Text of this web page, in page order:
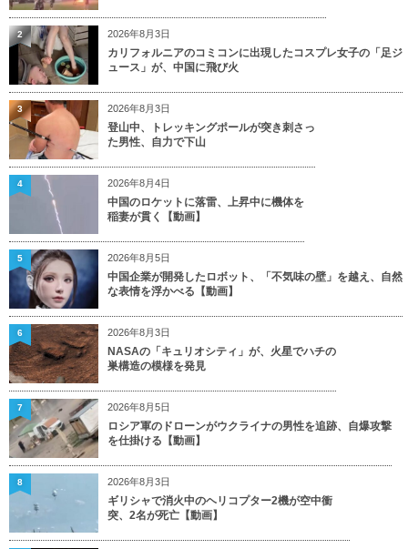
2026年8月3日
カリフォルニアのコミコンに出現したコスプレ女子の「足ジ
ュース」が、中国に飛び火
2
2026年8月3日
登山中、トレッキングポールが突き刺さっ
た男性、自力で下山
3
2026年8月4日
中国のロケットに落雷、上昇中に機体を
稲妻が貫く【動画】
4
2026年8月5日
中国企業が開発したロボット、「不気味の壁」を越え、自然
な表情を浮かべる【動画】
5
2026年8月3日
NASAの「キュリオシティ」が、火星でハチの
巣構造の模様を発見
6
2026年8月5日
ロシア軍のドローンがウクライナの男性を追跡、自爆攻撃
を仕掛ける【動画】
7
2026年8月3日
ギリシャで消火中のヘリコプター2機が空中衝
突、2名が死亡【動画】
8